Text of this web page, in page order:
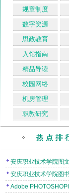
规章制度
数字资源
思政教育
入馆指南
精品导读
校园网络
机房管理
职教研究